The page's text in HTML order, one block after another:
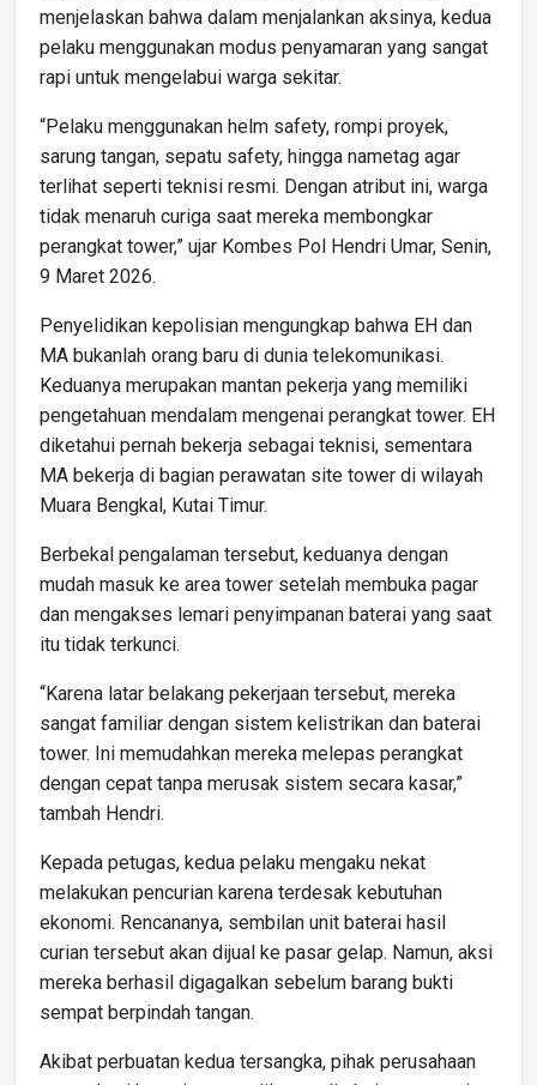
menjelaskan bahwa dalam menjalankan aksinya, kedua
pelaku menggunakan modus penyamaran yang sangat
rapi untuk mengelabui warga sekitar.
“Pelaku menggunakan helm safety, rompi proyek,
sarung tangan, sepatu safety, hingga nametag agar
terlihat seperti teknisi resmi. Dengan atribut ini, warga
tidak menaruh curiga saat mereka membongkar
perangkat tower,” ujar Kombes Pol Hendri Umar, Senin,
9 Maret 2026.
Penyelidikan kepolisian mengungkap bahwa EH dan
MA bukanlah orang baru di dunia telekomunikasi.
Keduanya merupakan mantan pekerja yang memiliki
pengetahuan mendalam mengenai perangkat tower. EH
diketahui pernah bekerja sebagai teknisi, sementara
MA bekerja di bagian perawatan site tower di wilayah
Muara Bengkal, Kutai Timur.
Berbekal pengalaman tersebut, keduanya dengan
mudah masuk ke area tower setelah membuka pagar
dan mengakses lemari penyimpanan baterai yang saat
itu tidak terkunci.
“Karena latar belakang pekerjaan tersebut, mereka
sangat familiar dengan sistem kelistrikan dan baterai
tower. Ini memudahkan mereka melepas perangkat
dengan cepat tanpa merusak sistem secara kasar,”
tambah Hendri.
Kepada petugas, kedua pelaku mengaku nekat
melakukan pencurian karena terdesak kebutuhan
ekonomi. Rencananya, sembilan unit baterai hasil
curian tersebut akan dijual ke pasar gelap. Namun, aksi
mereka berhasil digagalkan sebelum barang bukti
sempat berpindah tangan.
Akibat perbuatan kedua tersangka, pihak perusahaan